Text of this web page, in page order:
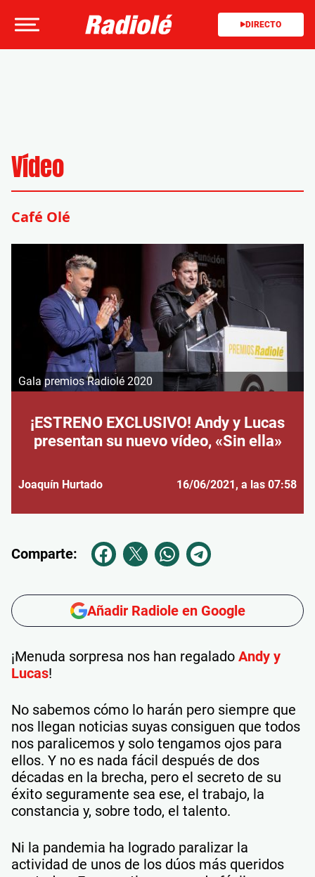
DIRECTO
Vídeo
Café Olé
Gala premios Radiolé 2020
¡ESTRENO EXCLUSIVO! Andy y Lucas
presentan su nuevo vídeo, «Sin ella»
Joaquín Hurtado 16/06/2021, a las 07:58
Comparte:
Añadir Radiole en Google
¡Menuda sorpresa nos han regalado Andy y
Lucas!
No sabemos cómo lo harán pero siempre que
nos llegan noticias suyas consiguen que todos
nos paralicemos y solo tengamos ojos para
ellos. Y no es nada fácil después de dos
décadas en la brecha, pero el secreto de su
éxito seguramente sea ese, el trabajo, la
constancia y, sobre todo, el talento.
Ni la pandemia ha logrado paralizar la
actividad de unos de los dúos más queridos